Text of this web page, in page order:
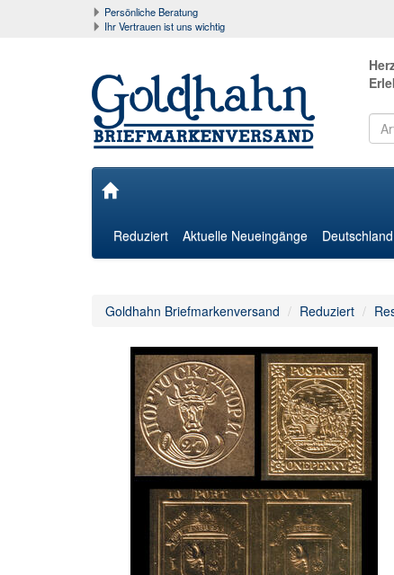
Persönliche Beratung
Ihr Vertrauen ist uns wichtig
Reduziert Aktuelle Neueingänge Deutschland
Goldhahn Briefmarkenversand Reduziert